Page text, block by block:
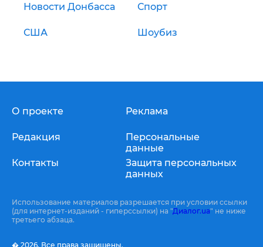
Новости Донбасса Спорт
США Шоубиз
О проекте
Редакция
Контакты
Реклама
Персональные
данные
Защита персональных
данных
Использование материалов разрешается при условии ссылки
(для интернет-изданий - гиперссылки) на "Диалог.ua" не ниже
третьего абзаца.
� 2026, Все права защищены.